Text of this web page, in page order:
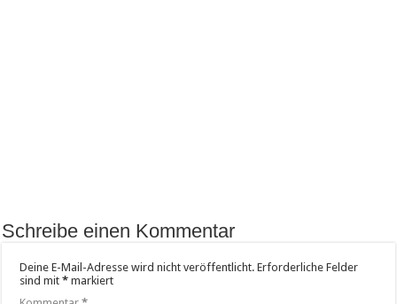
Schreibe einen Kommentar
Deine E-Mail-Adresse wird nicht veröffentlicht. Erforderliche Felder
sind mit* markiert